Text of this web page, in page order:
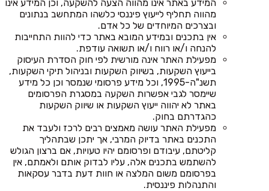
המידע באתר אינו מהווה הצעה להשקעה, וכן המידע אינו
מהווה תחליף לייעוץ פיננסי כלשהו המתחשב בנתונים
ובצרכים המיוחדים של כל אדם.
אין בתכנים ובמידע המובא באתר כדי להוות התחייבות
להנחה ו/או רווח ו/או תשואה עודפת.
מפעילת האתר אינה מורשית לפי חוק הסדרת העיסוק
בייעוץ השקעות, בשיווק השקעות ובניהול תיקי השקעות,
תשנ"ה-1995, וכל מידע פרסומי שנמסר וכן כל מידע
שיימסר לגבי אפשרות השקעה במסגרת הפרסומים
באתר לא יהווה ייעוץ השקעות או שיווק השקעות
כהגדרתם בחוק.
מפעילת האתר עושה מאמצים רבים לרכז ולעבד את
התכנים באתר בדיוק המרבי, אך יתכן שבתהליך
קליטתם, עיבודם ופרסומם יהיו טעויות, אם ברצון הגולש
להשתמש בתכנים אלה, עליו לבדוק אותם ולאמתם, אין
בפרסומם משום המלצה או חוות דעת בדבר עסקאות
והתנהלות פיננסית.